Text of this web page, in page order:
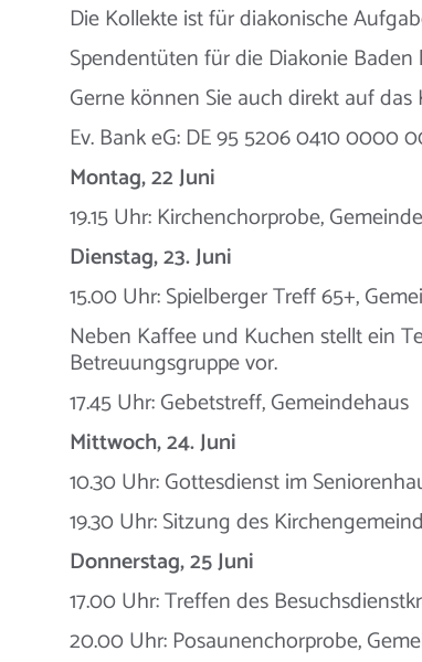
Die Kollekte ist für diakonische
Spendentüten für die Diakonie
Gerne können Sie auch direkt auf
Ev. Bank eG: DE 95 5206 0410 0000
Montag, 22 Juni
19.15 Uhr: Kirchenchorprobe,
Dienstag, 23. Juni
15.00 Uhr: Spielberger Treff 65+,
Neben Kaffee und Kuchen stellt ein
Betreuungsgruppe vor.
17.45 Uhr: Gebetstreff, Gemeindehaus
Mittwoch, 24. Juni
10.30 Uhr: Gottesdienst im
19.30 Uhr: Sitzung des
Donnerstag, 25 Juni
17.00 Uhr: Treffen des
20.00 Uhr: Posaunenchorprobe,